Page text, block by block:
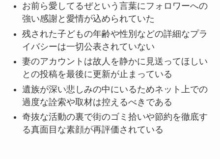
お前ら愛してるぜという言葉にフォロワーへの
強い感謝と愛情が込められていた
残された子どもの年齢や性別などの詳細なプラ
イバシーは一切公表されていない
妻のアカウントは故人を静かに見送ってほしい
との投稿を最後に更新が止まっている
遺族が深い悲しみの中にいるためネット上での
過度な詮索や取材は控えるべきである
奇抜な活動の裏で街のゴミ拾いや節約を徹底す
る真面目な素顔が再評価されている